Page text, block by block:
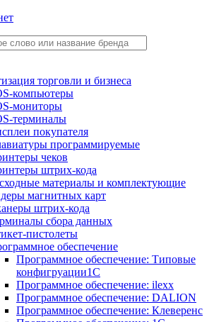
торговли и бизнеса
компьютеры
мониторы
терминалы
покупателя
программируемые
чеков
штрих-кода
материалы и комплектующие
магнитных карт
штрих-кода
сбора данных
пистолеты
обеспечение
Программное обеспечение: Типовые
конфигруации1С
Программное обеспечение: ilexx
Программное обеспечение: DALION
Программное обеспечение: Клеверенс